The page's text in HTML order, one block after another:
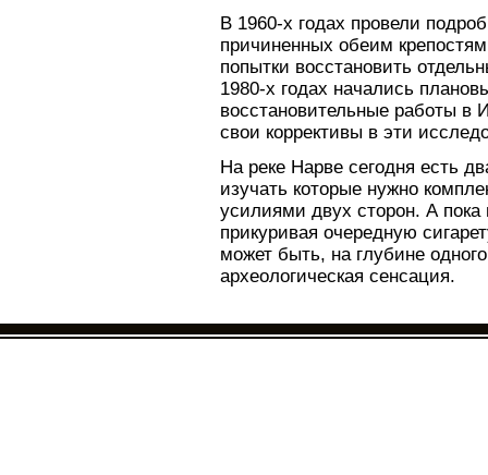
В 1960-х годах провели
причиненных обеим
попытки восстановить
1980-х годах начались
восстановительные работы в
свои коррективы в эти
На реке Нарве сегодня есть
изучать которые нужно
усилиями двух сторон. А
прикуривая очередную
может быть, на глубине
археологическая сенсация.